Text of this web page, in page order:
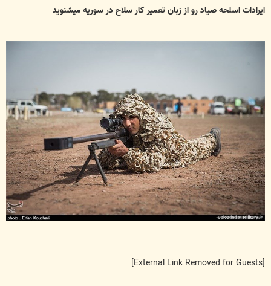
ت
ایرادات اسلحه صیاد رو از زبان تعمیر کار سلاح در سوریه میشنوید